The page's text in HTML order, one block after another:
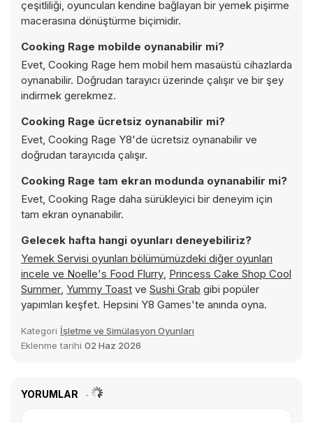
çeşitliliği, oyuncuları kendine bağlayan bir yemek pişirme
macerasına dönüştürme biçimidir.
Cooking Rage mobilde oynanabilir mi?
Evet, Cooking Rage hem mobil hem masaüstü cihazlarda
oynanabilir. Doğrudan tarayıcı üzerinde çalışır ve bir şey
indirmek gerekmez.
Cooking Rage ücretsiz oynanabilir mi?
Evet, Cooking Rage Y8'de ücretsiz oynanabilir ve
doğrudan tarayıcıda çalışır.
Cooking Rage tam ekran modunda oynanabilir mi?
Evet, Cooking Rage daha sürükleyici bir deneyim için
tam ekran oynanabilir.
Gelecek hafta hangi oyunları deneyebiliriz?
Yemek Servisi oyunları bölümümüzdeki diğer oyunları
incele ve Noelle's Food Flurry, Princess Cake Shop Cool
Summer, Yummy Toast ve Sushi Grab gibi popüler
yapımları keşfet. Hepsini Y8 Games'te anında oyna.
Kategori İşletme ve Simülasyon Oyunları
Eklenme tarihi 02 Haz 2026
YORUMLAR